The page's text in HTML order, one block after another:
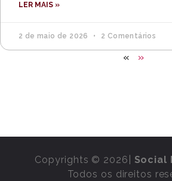
LER MAIS »
2 de maio de 2026 2 Comentários
« »
Copyrights © 2026| Social
Todos os direitos